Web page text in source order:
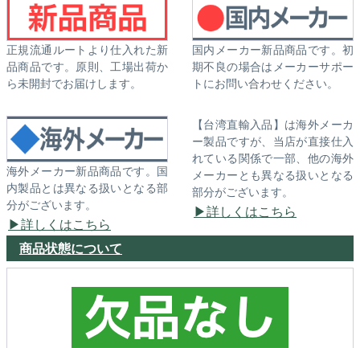
正規流通ルートより仕入れた新
品商品です。原則、工場出荷か
ら未開封でお届けします。
国内メーカー新品商品です。初
期不良の場合はメーカーサポー
トにお問い合わせください。
海外メーカー新品商品です。国
内製品とは異なる扱いとなる部
分がございます。
詳しくはこちら
【台湾直輸入品】は海外メーカ
ー製品ですが、当店が直接仕入
れている関係で一部、他の海外
メーカーとも異なる扱いとなる
部分がございます。
詳しくはこちら
商品状態について